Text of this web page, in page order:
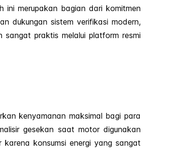
merupakan bagian dari komitmen
dukungan sistem verifikasi modern,
praktis melalui platform resmi
kenyamanan maksimal bagi para
gesekan saat motor digunakan
konsumsi energi yang sangat